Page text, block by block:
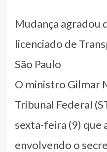
Mudança agradou
licenciado de
São Paulo
O ministro Gilmar
Tribunal Federal
sexta-feira (9) que
envolvendo o